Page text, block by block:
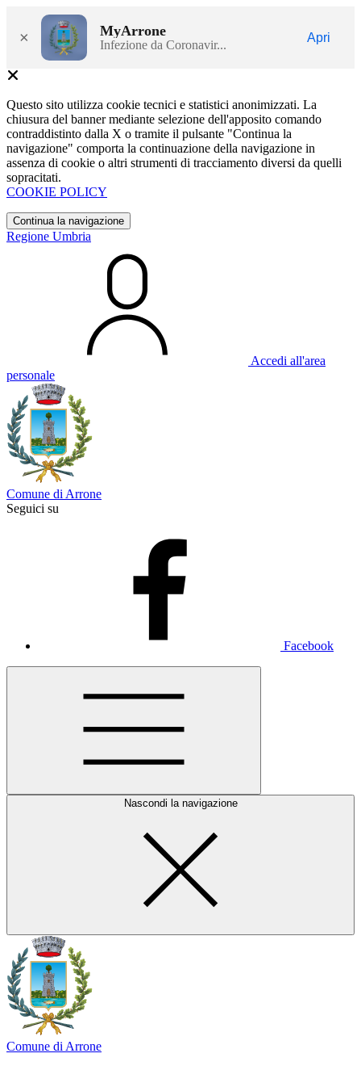
× MyArrone
Infezione da Coronavir...
Apri
Questo sito utilizza cookie tecnici e statistici anonimizzati. La
chiusura del banner mediante selezione dell'apposito comando
contraddistinto dalla X o tramite il pulsante "Continua la
navigazione" comporta la continuazione della navigazione in
assenza di cookie o altri strumenti di tracciamento diversi da quelli
sopracitati.
COOKIE POLICY
Continua la navigazione
Regione Umbria
Accedi all'area
personale
Comune di Arrone
Seguici su
Facebook
Nascondi la navigazione
Comune di Arrone